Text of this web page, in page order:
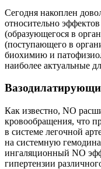
Сегодня накоплен
относительно
(образующегося в
(поступающего в
биохимию и
наиболее актуальные
Как известно, NO
кровообращения, что
в системе легочной
на системную
ингаляционный NO
гипертензии